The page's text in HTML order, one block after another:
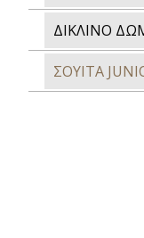
ΔΙΚΛΙΝΟ
ΣΟΥΙΤΑ